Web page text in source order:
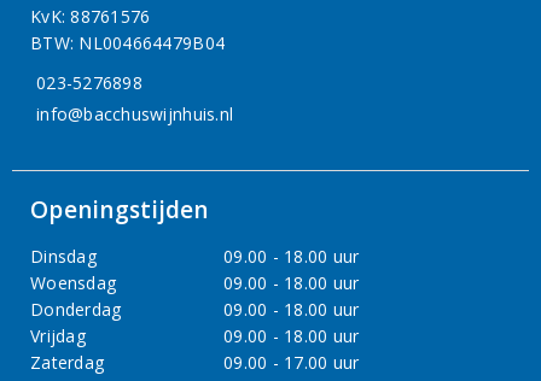
KvK: 88761576
BTW: NL004664479B04
023-5276898
info@bacchuswijnhuis.nl
Openingstijden
Dinsdag
09.00 - 18.00 uur
Woensdag
09.00 - 18.00 uur
Donderdag
09.00 - 18.00 uur
Vrijdag
09.00 - 18.00 uur
Zaterdag
09.00 - 17.00 uur